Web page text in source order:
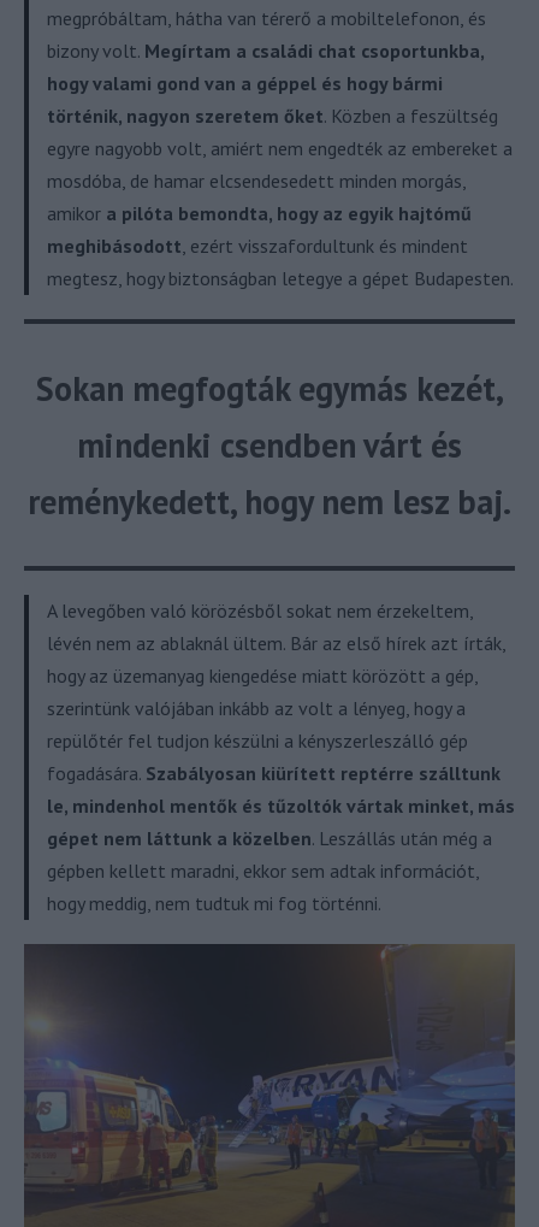
megpróbáltam, hátha van térerő a mobiltelefonon, és
bizony volt. Megírtam a családi chat csoportunkba,
hogy valami gond van a géppel és hogy bármi
történik, nagyon szeretem őket. Közben a feszültség
egyre nagyobb volt, amiért nem engedték az embereket a
mosdóba, de hamar elcsendesedett minden morgás,
amikor a pilóta bemondta, hogy az egyik hajtómű
meghibásodott, ezért visszafordultunk és mindent
megtesz, hogy biztonságban letegye a gépet Budapesten.
Sokan megfogták egymás kezét,
mindenki csendben várt és
reménykedett, hogy nem lesz baj.
A levegőben való körözésből sokat nem érzekeltem,
lévén nem az ablaknál ültem. Bár az első hírek azt írták,
hogy az üzemanyag kiengedése miatt körözött a gép,
szerintünk valójában inkább az volt a lényeg, hogy a
repülőtér fel tudjon készülni a kényszerleszálló gép
fogadására. Szabályosan kiürített reptérre szálltunk
le, mindenhol mentők és tűzoltók vártak minket, más
gépet nem láttunk a közelben. Leszállás után még a
gépben kellett maradni, ekkor sem adtak információt,
hogy meddig, nem tudtuk mi fog történni.